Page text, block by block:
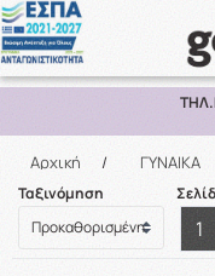
ΠΑΡΑΛΑΒΗ
Αρχική / ΓΥΝΑΙΚΑ
Ταξινόμηση
1